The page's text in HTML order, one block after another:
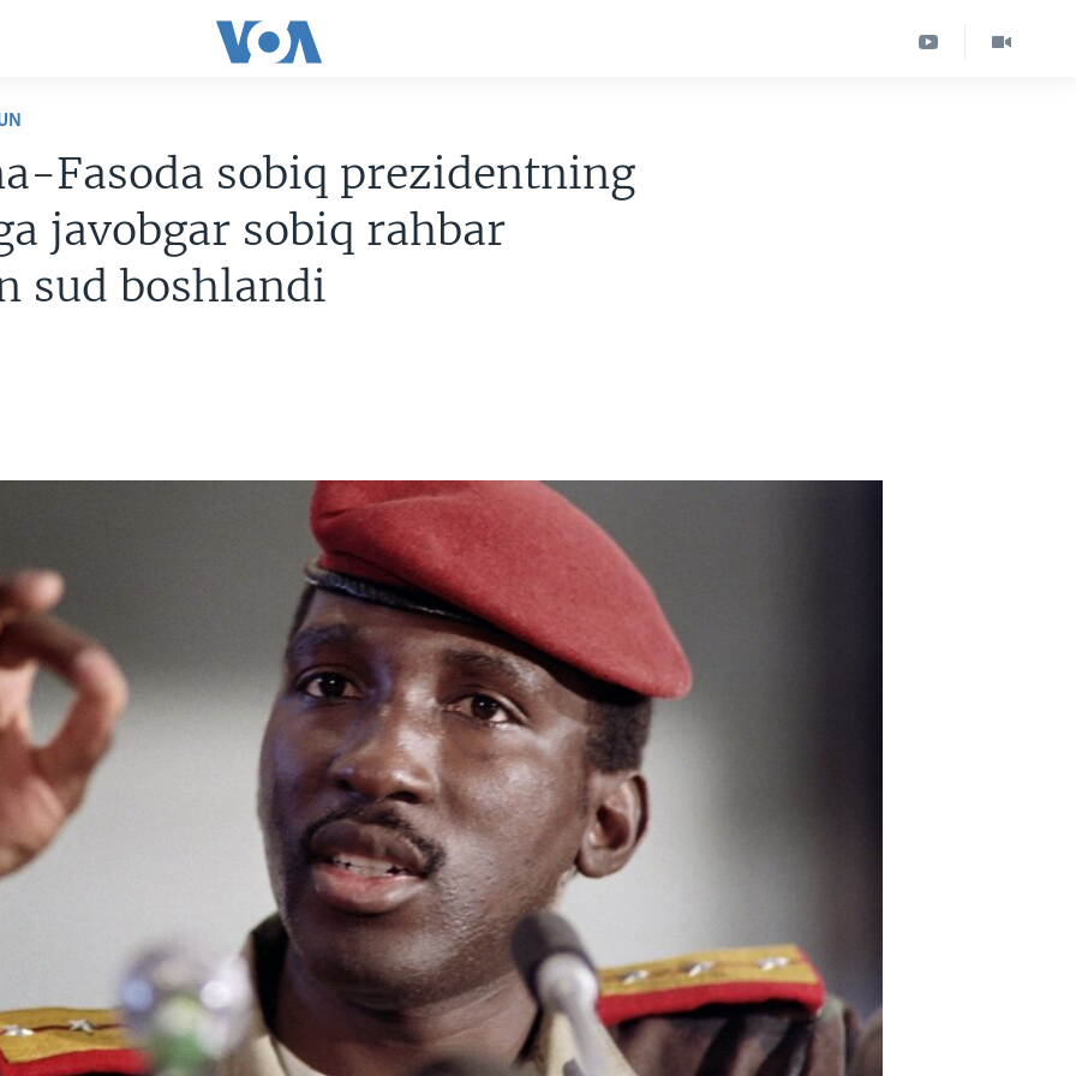
Fasoda sobiq prezidentning
javobgar sobiq rahbar
sud boshlandi